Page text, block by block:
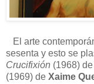
El arte
sesenta y esto se
Crucifixión (1968) de
(1969) de Xaime